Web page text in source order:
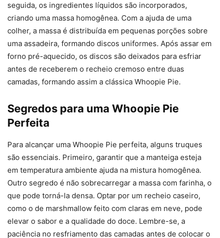
seguida, os ingredientes líquidos são incorporados,
criando uma massa homogênea. Com a ajuda de uma
colher, a massa é distribuída em pequenas porções sobre
uma assadeira, formando discos uniformes. Após assar em
forno pré-aquecido, os discos são deixados para esfriar
antes de receberem o recheio cremoso entre duas
camadas, formando assim a clássica Whoopie Pie.
Segredos para uma Whoopie Pie
Perfeita
Para alcançar uma Whoopie Pie perfeita, alguns truques
são essenciais. Primeiro, garantir que a manteiga esteja
em temperatura ambiente ajuda na mistura homogênea.
Outro segredo é não sobrecarregar a massa com farinha, o
que pode torná-la densa. Optar por um recheio caseiro,
como o de marshmallow feito com claras em neve, pode
elevar o sabor e a qualidade do doce. Lembre-se, a
paciência no resfriamento das camadas antes de colocar o